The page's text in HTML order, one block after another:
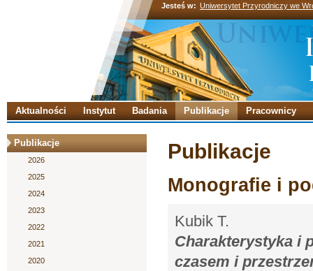
Jesteś w: Uniwersytet Przyrodniczy we
Aktualności Instytut Badania Publikacje Pracownicy
Publikacje
2026
2025
2024
2023
2022
2021
2020
Publikacje
Monografie i
Kubik T.
Charakterystyka i
czasem i